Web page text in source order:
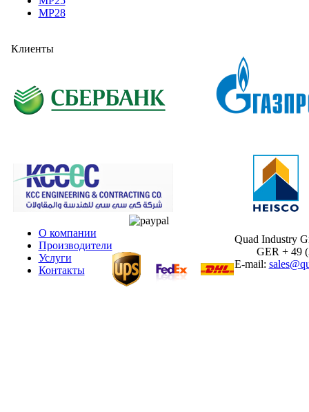
MP28
Клиенты
О компании
Производители
Услуги
Контакты
Quad Industry
GER + 49
E-mail: